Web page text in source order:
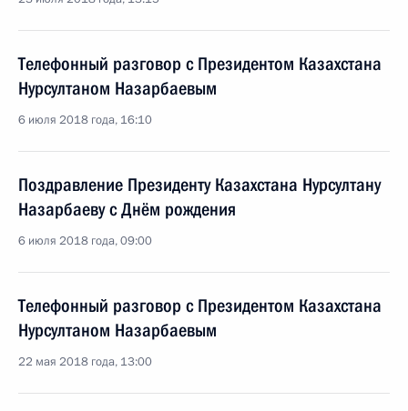
Телефонный разговор с Президентом Казахстана
Нурсултаном Назарбаевым
6 июля 2018 года, 16:10
Поздравление Президенту Казахстана Нурсултану
Назарбаеву с Днём рождения
6 июля 2018 года, 09:00
Телефонный разговор с Президентом Казахстана
Нурсултаном Назарбаевым
22 мая 2018 года, 13:00